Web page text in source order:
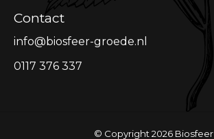
Contact
info@biosfeer-groede.nl
0117 376 337
© Copyright 2026 Biosfeer